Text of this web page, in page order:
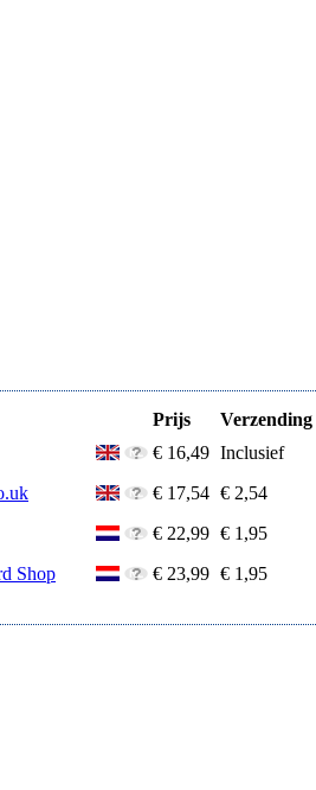
Prijs Verzending
€ 16,49 Inclusief
€ 17,54 € 2,54
€ 22,99 € 1,95
Shop
€ 23,99 € 1,95